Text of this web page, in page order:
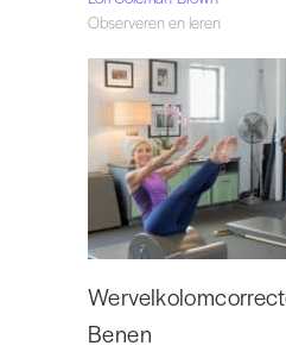
Observeren en leren
Benen